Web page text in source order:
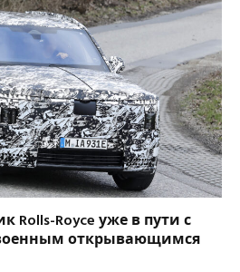
Royce уже в пути с
открывающимся